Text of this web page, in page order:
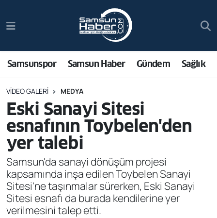
Samsunspor Samsun Haber Gündem Sağlık
VIDEO GALERI MEDYA
Eski Sanayi Sitesi
esnafının Toybelen'den
yer talebi
Samsun'da sanayi dönüşüm projesi
kapsamında inşa edilen Toybelen Sanayi
Sitesi'ne taşınmalar sürerken, Eski Sanayi
Sitesi esnafı da burada kendilerine yer
verilmesini talep etti.
Samsun Haber
Sağlık
Asayiş
Bilim ve Teknoloji
Bölge
Dünya
Ekonomi
Trafik Durumu
Süper Lig Puan Durumu ve Fikstür
Tüm Manşetler
Son Dakika Haberleri
Haber Arşivi